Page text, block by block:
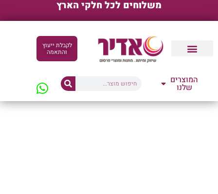
משלוחים לכל חלקי הארץ
לקבלת ייעוץ
והתאמה
המוצרים
שלנו